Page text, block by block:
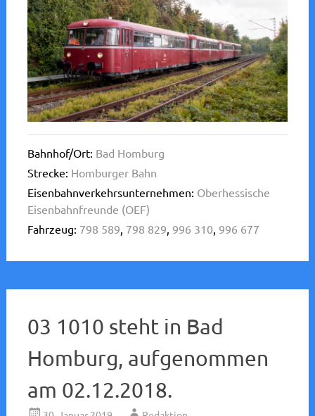
Bahnhof/Ort: Bad Homburg
Strecke: Homburger Bahn
Eisenbahnverkehrsunternehmen: Oberhessische
Eisenbahnfreunde (OEF)
Fahrzeug: 798 589, 798 829, 996 310, 996 677
03 1010 steht in Bad
Homburg, aufgenommen
am 02.12.2018.